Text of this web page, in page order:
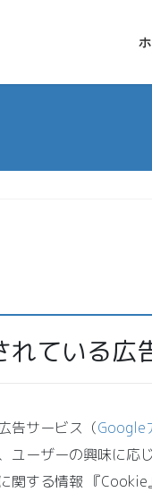
れている広
告サービス（Google
ユーザーの興味に応
関する情報 『